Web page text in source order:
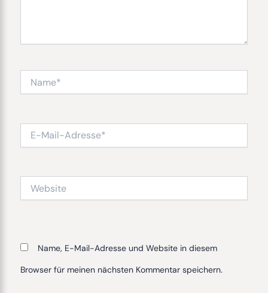
Mail-
Name, E-Mail-Adresse und Website in diesem
Browser für meinen nächsten Kommentar speichern.